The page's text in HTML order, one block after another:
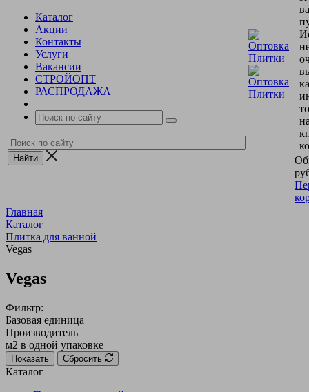
Каталог
Акции
Контакты
Услуги
Вакансии
СТРОЙОПТ
РАСПРОДАЖА
Главная
Каталог
Плитка для ванной
Vegas
Vegas
Фильтр:
Базовая единица
Производитель
м2 в одной упаковке
Показать Сбросить
Каталог